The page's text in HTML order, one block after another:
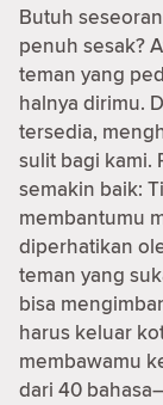
Butuh
penuh sesak?
teman yang
halnya dirimu.
tersedia,
sulit bagi kami.
semakin baik:
membantumu
diperhatikan
teman yang
bisa
harus keluar
membawamu
dari 40